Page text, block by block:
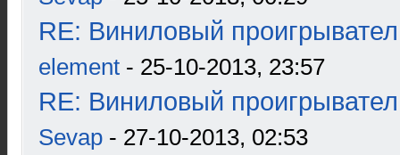
RE: Виниловый
element - 25-10-2013, 23:57
RE: Виниловый
Sevap - 27-10-2013, 02:53